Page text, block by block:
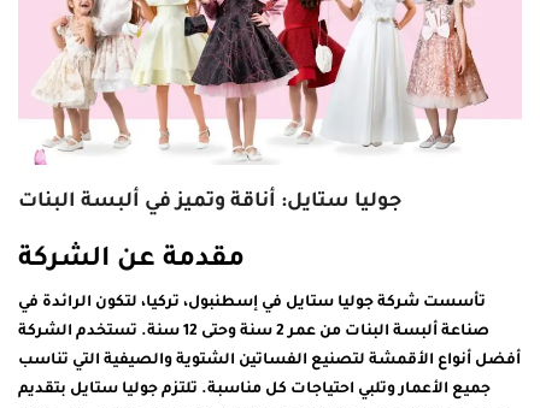
جوليا ستايل: أناقة وتميز في ألبسة البنات
مقدمة عن الشركة
تأسست شركة جوليا ستايل في إسطنبول، تركيا، لتكون الرائدة في
صناعة ألبسة البنات من عمر 2 سنة وحتى 12 سنة. تستخدم الشركة
أفضل أنواع الأقمشة لتصنيع الفساتين الشتوية والصيفية التي تناسب
جميع الأعمار وتلبي احتياجات كل مناسبة. تلتزم جوليا ستايل بتقديم